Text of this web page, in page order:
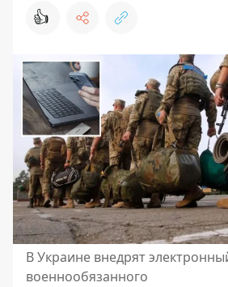
👍
В Украине внедрят
военнообязанного